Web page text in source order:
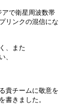
で衛星周波数帯
リンクの混信にな
、また
、
貴チームに敬意を
書きました。